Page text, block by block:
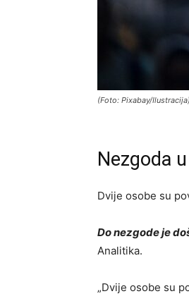
(Foto: Pixabay/Ilustracija)
Nezgoda
Dvije osobe su
Do nezgode je
Analitika.
„Dvije osobe su